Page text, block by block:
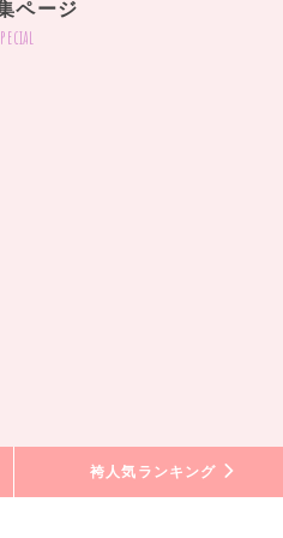
ページ
袴人気ランキング